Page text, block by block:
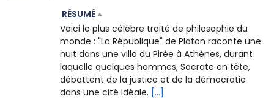
RÉSUMÉ
Voici le plus célèbre traité de philosophie du
monde : "La République" de Platon raconte une
nuit dans une villa du Pirée à Athènes, durant
laquelle quelques hommes, Socrate en tête,
débattent de la justice et de la démocratie
dans une cité idéale. [...]